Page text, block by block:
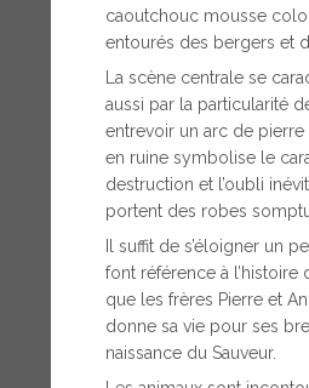
caoutchouc mousse
entourés des bergers et
La scène centrale se
aussi par la particularité
entrevoir un arc de pierre
en ruine symbolise le
destruction et l’oubli
portent des robes
Il suffit de s’éloigner un
font référence à
que les frères Pierre et
donne sa vie pour ses
naissance du Sauveur.